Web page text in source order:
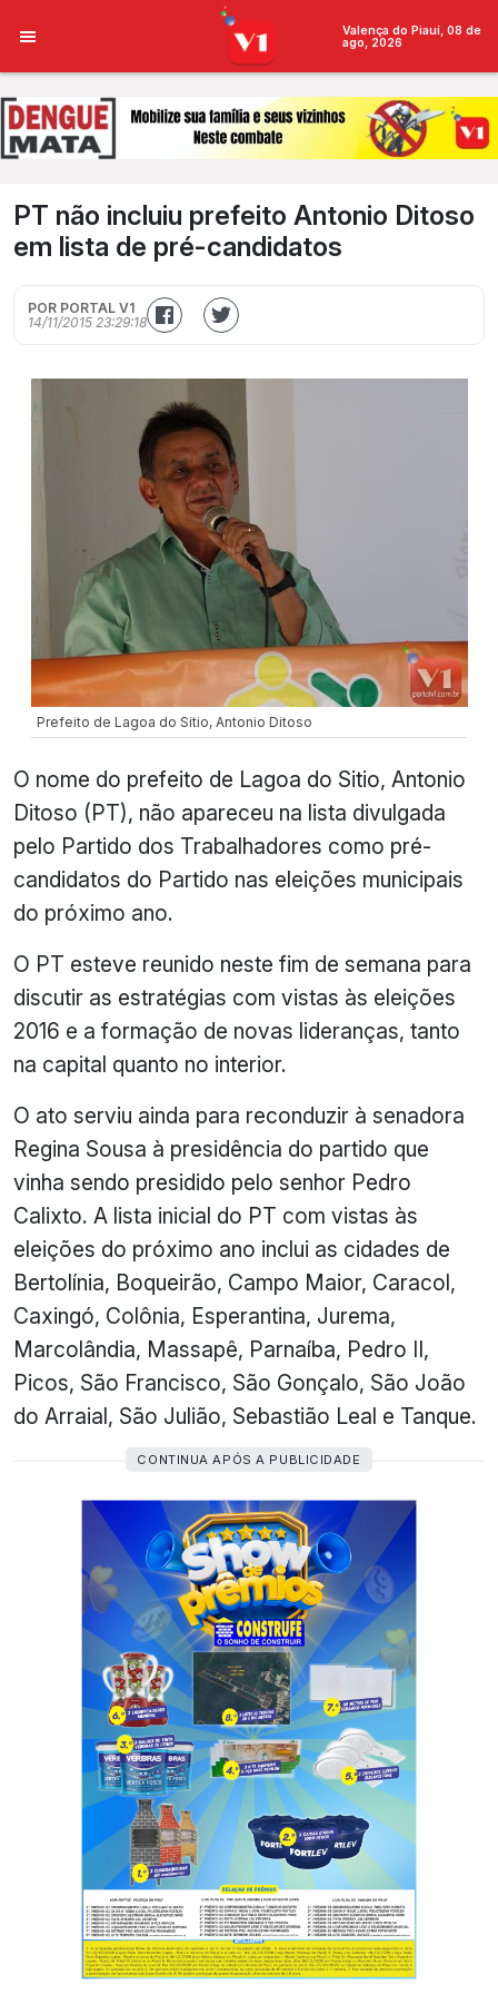
Valença do Piauí, 08 de
ago, 2026
PT não incluiu prefeito Antonio Ditoso
em lista de pré-candidatos
POR PORTAL V1
14/11/2015 23:29:18
Prefeito de Lagoa do Sitio, Antonio Ditoso
O nome do prefeito de Lagoa do Sitio, Antonio
Ditoso (PT), não apareceu na lista divulgada
pelo Partido dos Trabalhadores como pré-
candidatos do Partido nas eleições municipais
do próximo ano.
O PT esteve reunido neste fim de semana para
discutir as estratégias com vistas às eleições
2016 e a formação de novas lideranças, tanto
na capital quanto no interior.
O ato serviu ainda para reconduzir à senadora
Regina Sousa à presidência do partido que
vinha sendo presidido pelo senhor Pedro
Calixto. A lista inicial do PT com vistas às
eleições do próximo ano inclui as cidades de
Bertolínia, Boqueirão, Campo Maior, Caracol,
Caxingó, Colônia, Esperantina, Jurema,
Marcolândia, Massapê, Parnaíba, Pedro II,
Picos, São Francisco, São Gonçalo, São João
do Arraial, São Julião, Sebastião Leal e Tanque.
CONTINUA APÓS A PUBLICIDADE